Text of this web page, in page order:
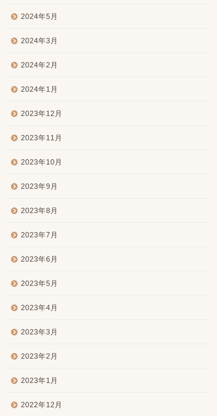
2024年5月
2024年3月
2024年2月
2024年1月
2023年12月
2023年11月
2023年10月
2023年9月
2023年8月
2023年7月
2023年6月
2023年5月
2023年4月
2023年3月
2023年2月
2023年1月
2022年12月